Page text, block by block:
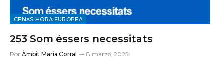
CENAS HORA EUROPEA
253 Som éssers necessitats
Por Àmbit Maria Corral 8 marzo, 2025